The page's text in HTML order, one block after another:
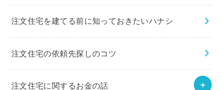
注文住宅を建てる前に知っておきたいハナシ
注文住宅の依頼先探しのコツ
注文住宅に関するお金の話